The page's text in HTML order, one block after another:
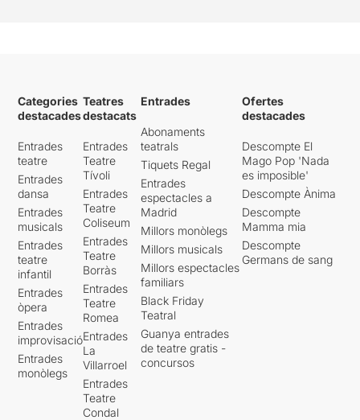
Categories
destacades
Entrades
teatre
Entrades
dansa
Entrades
musicals
Entrades
teatre
infantil
Entrades
òpera
Entrades
improvisació
Entrades
monòlegs
Teatres
destacats
Entrades
Teatre
Tívoli
Entrades
Teatre
Coliseum
Entrades
Teatre
Borràs
Entrades
Teatre
Romea
Entrades
La
Villarroel
Entrades
Teatre
Condal
Entrades
Abonaments
teatrals
Tiquets Regal
Entrades
espectacles a
Madrid
Millors monòlegs
Millors musicals
Millors espectacles
familiars
Black Friday
Teatral
Guanya entrades
de teatre gratis -
concursos
Ofertes
destacades
Descompte El
Mago Pop 'Nada
es imposible'
Descompte Ànima
Descompte
Mamma mia
Descompte
Germans de sang